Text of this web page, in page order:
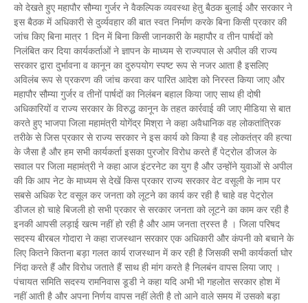
को देखते हुए महापौर सौम्या गुर्जर ने वैकल्पिक व्यवस्था हेतु बैठक बुलाई और सरकार ने
इस बैठक में अधिकारी से दुर्व्यवहार की बात स्वत निर्माण करके बिना किसी प्रकार की
जांच किए बिना मात्र 1 दिन में बिना किसी जानकारी के महापौर व तीन पार्षदों को
निलंबित कर दिया कार्यकर्ताओं ने ज्ञापन के माध्यम से राज्यपाल से अपील की राज्य
सरकार द्वारा दुर्भावना व कानून का दुरुपयोग स्पष्ट रूप से नजर आता है इसलिए
अविलंब रूप से प्रकरण की जांच करवा कर पारित आदेश को निरस्त किया जाए और
महापौर सौम्या गुर्जर व तीनों पार्षदों का निलंबन बहाल किया जाए साथ ही दोषी
अधिकारियों व राज्य सरकार के विरुद्ध कानून के तहत कार्रवाई की जाए मीडिया से बात
करते हुए भाजपा जिला महामंत्री योगेंद्र मिश्रा ने कहा अवैधानिक वह लोकतांत्रिक
तरीके से जिस प्रकार से राज्य सरकार ने इस कार्य को किया है वह लोकतंत्र की हत्या
के जैसा है और हम सभी कार्यकर्ता इसका पुरजोर विरोध करते हैं पेट्रोल डीजल के
सवाल पर जिला महामंत्री ने कहा आज इंटरनेट का युग है और उन्होंने युवाओं से अपील
की कि आप नेट के माध्यम से देखें किस प्रकार राज्य सरकार वेट वसूली के नाम पर
सबसे अधिक रेट वसूल कर जनता को लूटने का कार्य कर रही है चाहे वह पेट्रोल
डीजल हो चाहे बिजली हो सभी प्रकार से सरकार जनता को लूटने का काम कर रही है
इनकी आपसी लड़ाई खत्म नहीं हो रही है और आम जनता त्रस्त है । जिला परिषद
सदस्य बीरबल गोदारा ने कहा राजस्थान सरकार एक अधिकारी और कंपनी को बचाने के
लिए कितने कितना बड़ा गलत कार्य राजस्थान में कर रही है जिसकी सभी कार्यकर्ता घोर
निंदा करते हैं और विरोध जताते हैं साथ ही मांग करते है निलबंन वापस लिया जाए ।
पंचायत समिति सदस्य रामनिवास डूडी ने कहा यदि अभी भी गहलोत सरकार होश में
नहीं आती है और अपना निर्णय वापस नहीं लेती है तो आने वाले समय में उसको बड़ा